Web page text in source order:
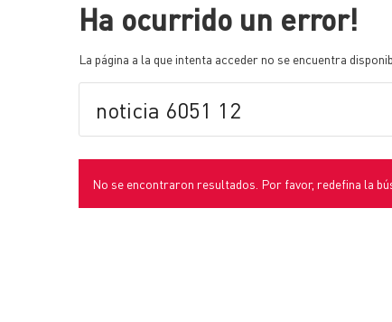
Ha ocurrido un error!
La página a la que intenta acceder no se encuentra
No se encontraron resultados. Por favor, redefina la